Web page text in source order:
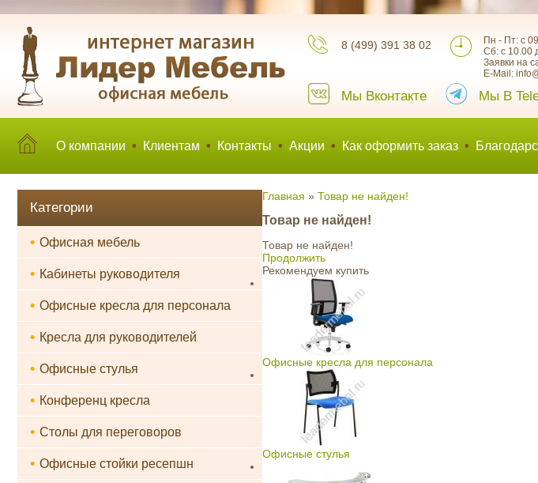
8 (499) 391 38 02
Пн - Пт: с
Сб: с 10.00
Заявки на
E-Mail:
Мы Вконтакте Мы В
О компании • Клиентам • Контакты • Акции • Как оформить заказ •
Категории
• Офисная мебель
• Кабинеты руководителя
• Офисные кресла для персонала
• Кресла для руководителей
• Офисные стулья
• Конференц кресла
• Столы для переговоров
• Офисные стойки ресепшн
Главная » Товар не найден!
Товар не найден!
Товар не найден!
Продолжить
Рекомендуем купить
Офисные кресла для персонала
Офисные стулья